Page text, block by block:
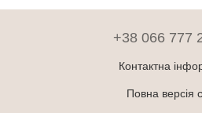
+38 066 777
Контактна
Повна версія